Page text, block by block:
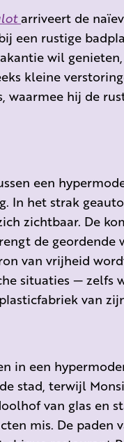
arriveert de
een rustige
wil
kleine
waarmee hij de
een
In het strak
zichtbaar. De
de
van vrijheid
situaties — zelfs
van
in een
stad, terwijl
van glas en
mis. De paden